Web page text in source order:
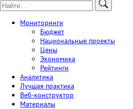
Мониторинги
Бюджет
Национальные проекты
Цены
Экономика
Рейтинги
Аналитика
Лучшая практика
Веб-конструктор
Материалы